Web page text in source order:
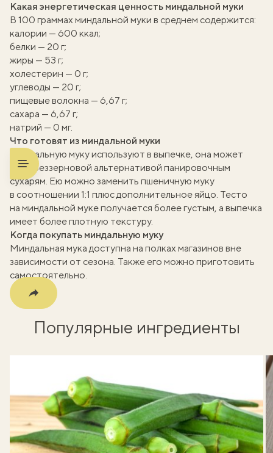
Какая энергетическая ценность миндальной муки
В 100 граммах миндальной муки в среднем содержится:
калории — 600 ккал;
белки — 20 г;
жиры — 53 г;
холестерин — 0 г;
углеводы — 20 г;
пищевые волокна — 6,67 г;
сахара — 6,67 г;
натрий — 0 мг.
Что готовят из миндальной муки
Миндальную муку используют в выпечке, она может
быть беззерновой альтернативой панировочным
сухарям. Ею можно заменить пшеничную муку
в соотношении 1:1 плюс дополнительное яйцо. Тесто
на миндальной муке получается более густым, а выпечка
имеет более плотную текстуру.
Когда покупать миндальную муку
Миндальная мука доступна на полках магазинов вне
зависимости от сезона. Также его можно приготовить
самостоятельно.
Популярные ингредиенты